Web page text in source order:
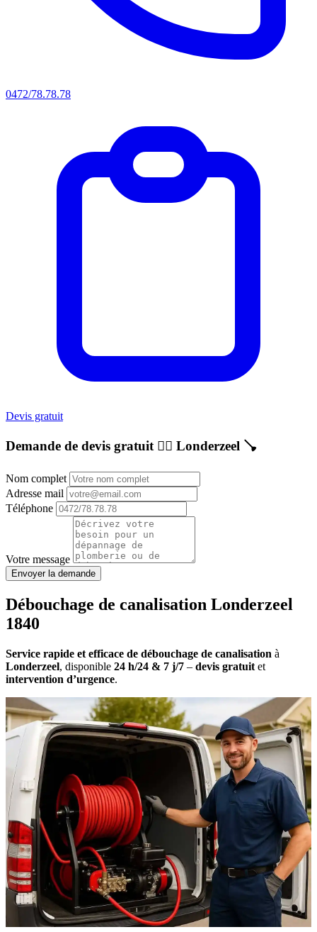
0472/78.78.78
Devis gratuit
Demande de devis gratuit 👷‍♂️ Londerzeel 🪠
Nom complet
Adresse mail
Téléphone
Votre message
Envoyer la demande
Débouchage de canalisation Londerzeel
1840
Service rapide et efficace de débouchage de canalisation à
Londerzeel, disponible 24 h/24 & 7 j/7 – devis gratuit et
intervention d’urgence.